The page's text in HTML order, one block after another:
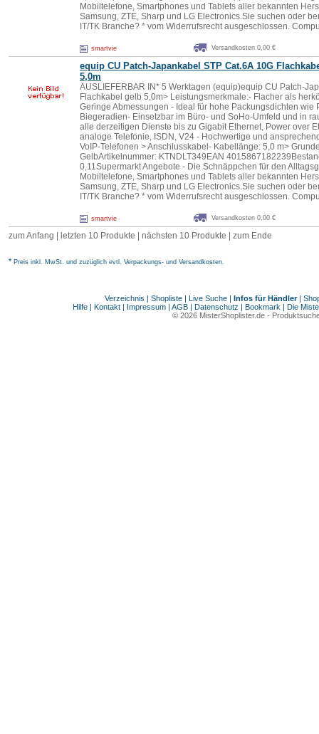
Mobiltelefone, Smartphones und Tablets aller bekannten
Samsung, ZTE, Sharp und LG Electronics.Sie suchen oder
IT/TK Branche? * vom Widerrufsrecht ausgeschlossen.
smartvie Versandkosten 0,00 €
equip CU Patch-Japankabel STP Cat.6A 10G
5,0m
AUSLIEFERBAR IN* 5 Werktagen (equip)equip CU Patch-
Flachkabel gelb 5,0m> Leistungsmerkmale:- Flacher als
Geringe Abmessungen - Ideal für hohe Packungsdichten wie
Biegeradien- Einsetzbar im Büro- und SoHo-Umfeld und in
alle derzeitigen Dienste bis zu Gigabit Ethernet, Power over
analoge Telefonie, ISDN, V24 - Hochwertige und
VoIP-Telefonen > Anschlusskabel- Kabellänge: 5,0 m>
GelbArtikelnummer: KTNDLT349EAN
0,11Supermarkt Angebote - Die Schnäppchen für den
Mobiltelefone, Smartphones und Tablets aller bekannten
Samsung, ZTE, Sharp und LG Electronics.Sie suchen oder
IT/TK Branche? * vom Widerrufsrecht ausgeschlossen.
smartvie Versandkosten 0,00 €
zum Anfang | letzten 10 Produkte | nächsten 10 Produkte zum Ende
* Preis inkl. MwSt. und zuzüglich evtl. Verpackungs- und Versandkosten.
Verzeichnis | Shopliste| Live Suche| Infos für Händler|
Hilfe | Kontakt | Impressum | AGB | Datenschutz | Bookmark | Die
© 2026 MisterShoplister.de-